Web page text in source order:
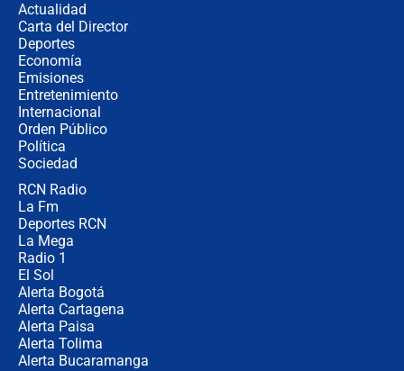
Actualidad
Carta del Director
Deportes
Economía
Emisiones
Entretenimiento
Internacional
Orden Público
Política
Sociedad
RCN Radio
La Fm
Deportes RCN
La Mega
Radio 1
El Sol
Alerta Bogotá
Alerta Cartagena
Alerta Paisa
Alerta Tolima
Alerta Bucaramanga